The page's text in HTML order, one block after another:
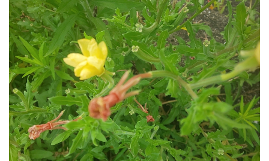
ミズ
ヒキ
5
クロ
ーバ
ーみ
たい
な葉
で黄
色
花：
カタ
バミ